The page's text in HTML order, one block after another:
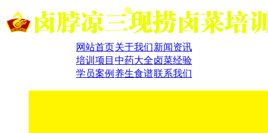
网站首页关于我们新闻资讯
培训项目 中药大全卤菜经验
学员案例 养生食谱联系我们